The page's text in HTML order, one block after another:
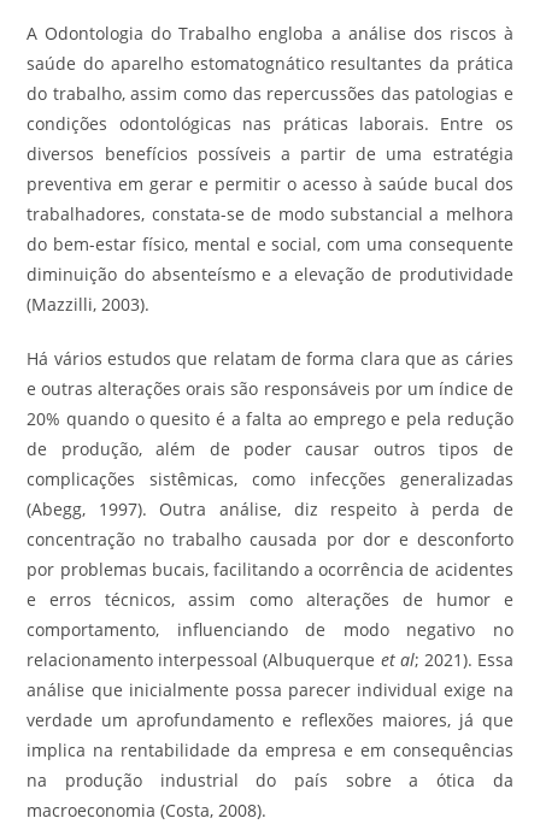
A Odontologia do Trabalho engloba a análise dos riscos à
saúde do aparelho estomatognático resultantes da prática
do trabalho, assim como das repercussões das patologias e
condições odontológicas nas práticas laborais. Entre os
diversos benefícios possíveis a partir de uma estratégia
preventiva em gerar e permitir o acesso à saúde bucal dos
trabalhadores, constata-se de modo substancial a melhora
do bem-estar físico, mental e social, com uma consequente
diminuição do absenteísmo e a elevação de produtividade
(Mazzilli, 2003).
Há vários estudos que relatam de forma clara que as cáries
e outras alterações orais são responsáveis por um índice de
20% quando o quesito é a falta ao emprego e pela redução
de produção, além de poder causar outros tipos de
complicações sistêmicas, como infecções generalizadas
(Abegg, 1997). Outra análise, diz respeito à perda de
concentração no trabalho causada por dor e desconforto
por problemas bucais, facilitando a ocorrência de acidentes
e erros técnicos, assim como alterações de humor e
comportamento, influenciando de modo negativo no
relacionamento interpessoal (Albuquerque et al; 2021). Essa
análise que inicialmente possa parecer individual exige na
verdade um aprofundamento e reflexões maiores, já que
implica na rentabilidade da empresa e em consequências
na produção industrial do país sobre a ótica da
macroeconomia (Costa, 2008).